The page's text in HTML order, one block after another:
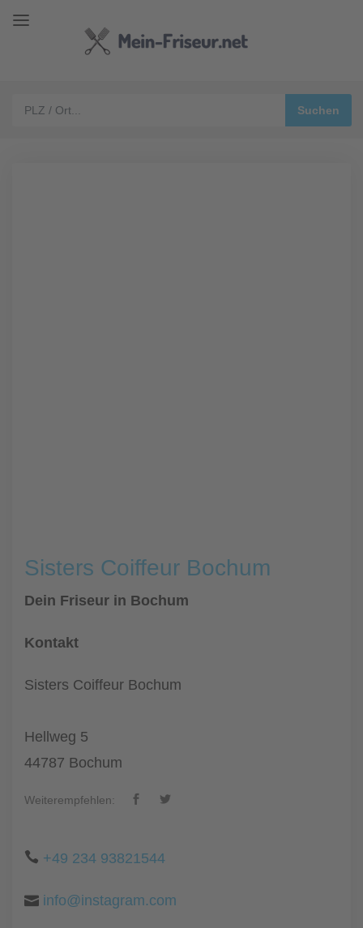
Sisters Coiffeur Bochum
Dein Friseur in Bochum
Kontakt
Sisters Coiffeur Bochum
Hellweg 5
44787 Bochum
Weiterempfehlen:
+49 234 93821544
info@instagram.com